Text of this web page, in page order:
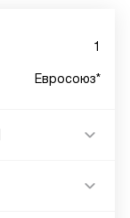
1
Евросоюз*